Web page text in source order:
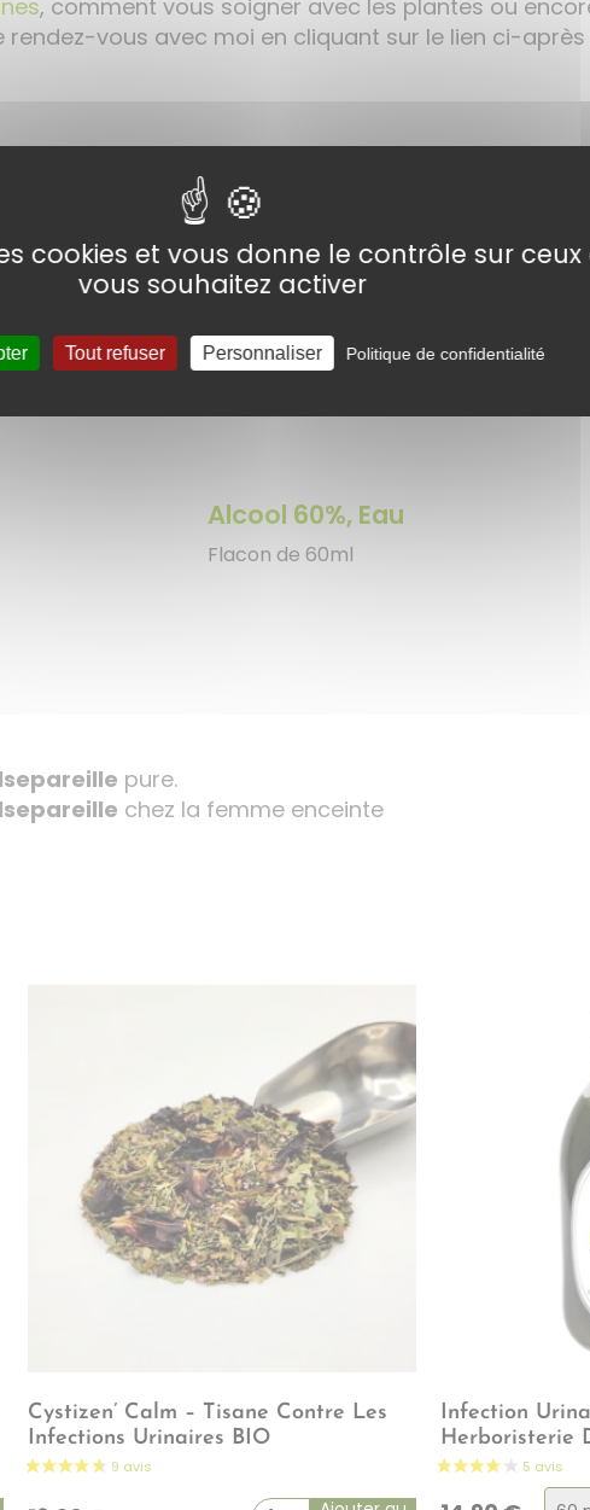
, comment vous soigner avec les plantes ou
rendez-vous avec moi en cliquant sur le lien ci-après
la racine, mais il ne faut pas se planter !
Alcool 60%, Eau
Flacon de 60ml
pure.
chez la femme enceinte
Cystizen’ Calm – Tisane Contre Les
Infections Urinaires BIO
Infection
Herboristerie
cookies et vous donne le contrôle sur ceux
vous souhaitez activer
Tout refuser Personnaliser Politique de confidentialité